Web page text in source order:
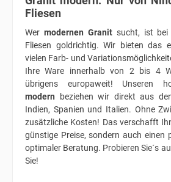
Fliesen
Wer modernen Granitsucht, ist bei
Fliesen goldrichtig. Wir bieten das
vielen Farb- und
Ihre Ware innerhalb von 2 bis 4
übrigens europaweit! Unseren
modern beziehen wir direkt aus
Indien, Spanien und Italien. Ohne
zusätzliche Kosten! Das verschafft
günstige Preise, sondern auch einen
optimaler Beratung. Probieren Sie´s
Sie!